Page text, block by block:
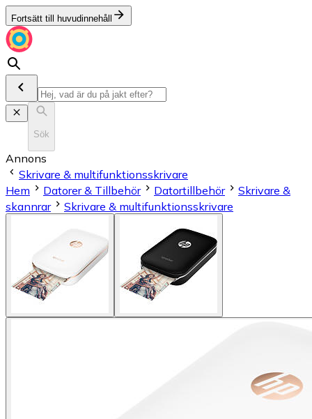
Fortsätt till huvudinnehåll
Sök
Annons
Skrivare & multifunktionsskrivare
Hem
Datorer & Tillbehör Datortillbehör
Skrivare &
skannrar
Skrivare & multifunktionsskrivare